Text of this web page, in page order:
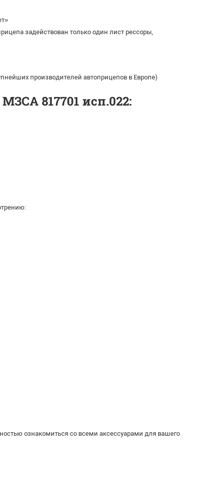
задействован только один лист рессоры,
производителей автоприцепов в Европе)
817701 исп.022:
ознакомиться со всеми аксессуарами для вашего